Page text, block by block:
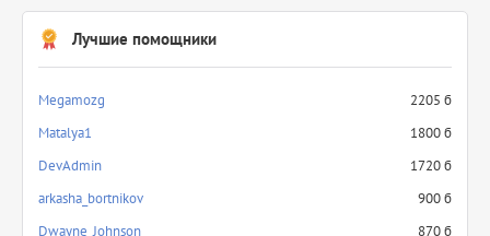
Лучшие помощники
Megamozg
2205 б
Matalya1
1800 б
DevAdmin
1720 б
arkasha_bortnikov
900 б
Dwayne_Johnson
870 б